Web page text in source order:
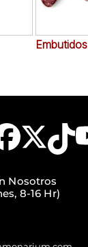
Embutidos
Nosotros
8-16 Hr)